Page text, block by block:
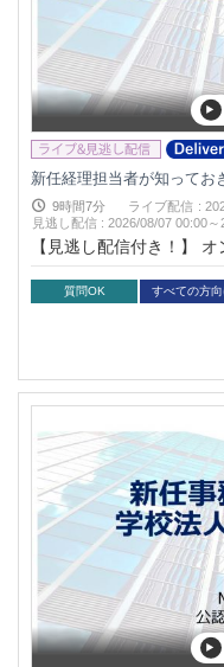
新任経理担当者が知ってお
9時間7分 ライブ配信 :
見逃し配信 :2026/08/07 00:00～
【見逃し配信付き！】
質問OK すべての方向